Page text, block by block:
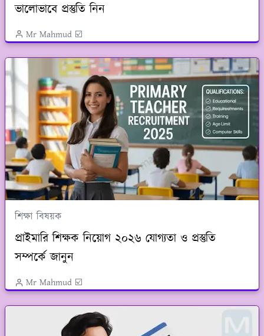
ভালোভাবে প্রস্তুতি নিন
Mr Mahmud ☑️
শিক্ষা বিষয়ক
প্রাইমারি শিক্ষক নিয়োগ ২০২৬ যোগ্যতা ও প্রস্তুতি
সম্পর্কে জানুন
Mr Mahmud ☑️